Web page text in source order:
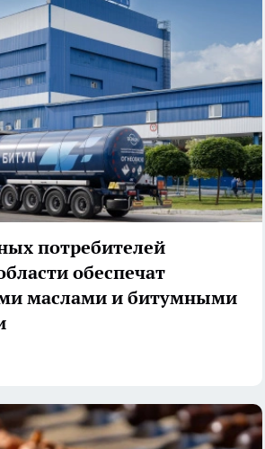
потребителей
обеспечат
маслами и битумными